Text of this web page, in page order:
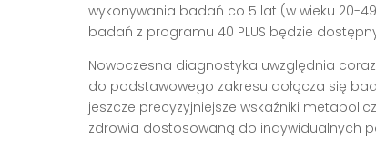
wykonywania badań co 5 lat (w wieku 20-
badań z programu 40 PLUS będzie
Nowoczesna diagnostyka uwzględnia
do podstawowego zakresu dołącza się
jeszcze precyzyjniejsze wskaźniki
zdrowia dostosowaną do indywidualnych